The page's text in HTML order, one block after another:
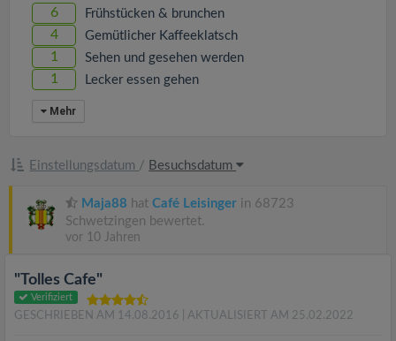
6 Frühstücken & brunchen
4 Gemütlicher Kaffeeklatsch
1 Sehen und gesehen werden
1 Lecker essen gehen
Mehr
Einstellungsdatum / Besuchsdatum
Maja88 hat Café Leisinger in 68723
Schwetzingen bewertet.
vor 10 Jahren
"Tolles Cafe"
Verifiziert
GESCHRIEBEN AM 14.08.2016 | AKTUALISIERT AM 25.02.2022